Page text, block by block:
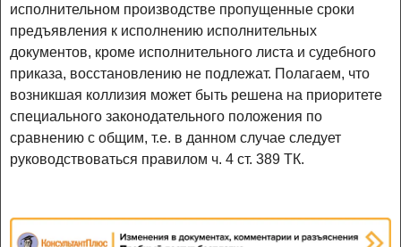
исполнительном производстве пропущенные сроки
предъявления к исполнению исполнительных
документов, кроме исполнительного листа и судебного
приказа, восстановлению не подлежат. Полагаем, что
возникшая коллизия может быть решена на приоритете
специального законодательного положения по
сравнению с общим, т.е. в данном случае следует
руководствоваться правилом ч. 4 ст. 389 ТК.